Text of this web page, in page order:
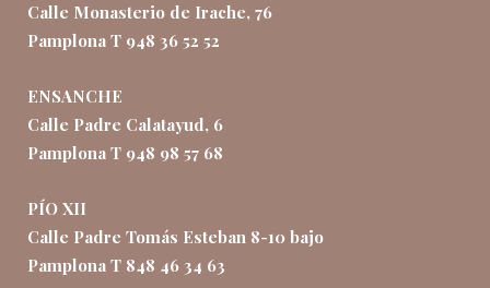
Calle Monasterio de Irache, 76
Pamplona T 948 36 52 52
ENSANCHE
Calle Padre Calatayud, 6
Pamplona T 948 98 57 68
PÍO XII
Calle Padre Tomás Esteban 8-10 bajo
Pamplona T 848 46 34 63